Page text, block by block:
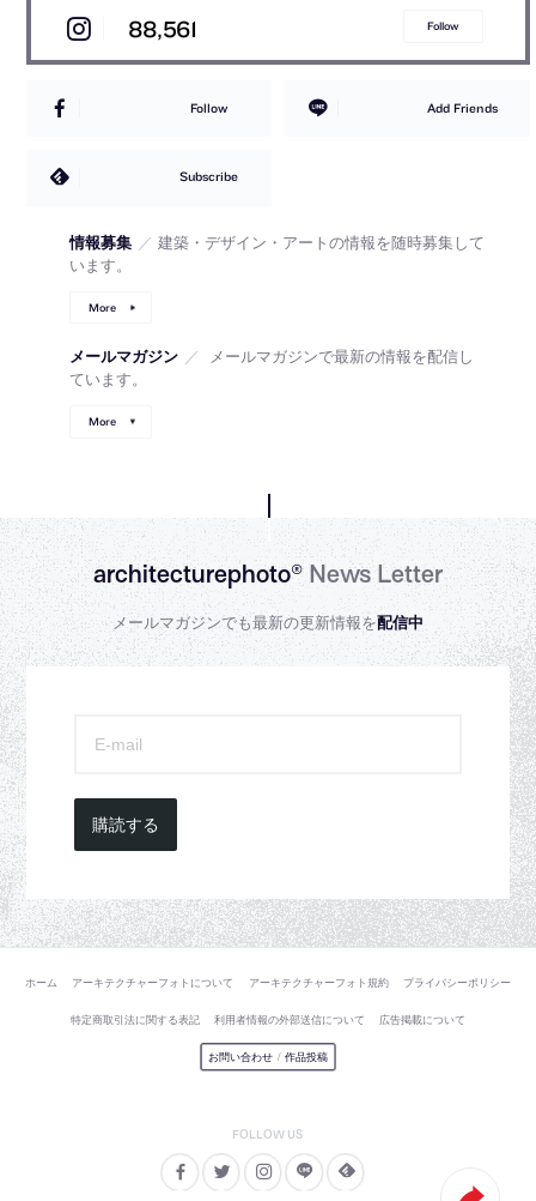
88,561 Follow
Follow Add Friends
Subscribe
情報募集 ／ 建築・デザイン・アートの情報を随時募集して
います。
More
メールマガジン ／
メールマガジンで最新の情報を配信し
ています。
More
architecturephoto®News Letter
メールマガジンでも最新の更新情報を配信中
購読する
ホーム アーキテクチャーフォトについて アーキテクチャーフォト規約 プライバシーポリシー
特定商取引法に関する表記 利用者情報の外部送信について 広告掲載について
お問い合わせ / 作品投稿